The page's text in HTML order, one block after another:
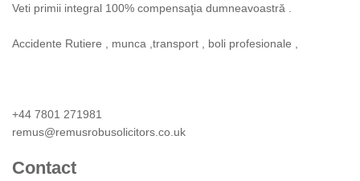
Veti primii integral 100% compensaţia dumneavoastră .
Accidente Rutiere , munca ,transport , boli profesionale ,
+44 7801 271981
remus@remusrobusolicitors.co.uk
Contact